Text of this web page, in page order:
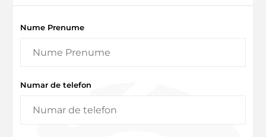
Nume Prenume
Numar de telefon